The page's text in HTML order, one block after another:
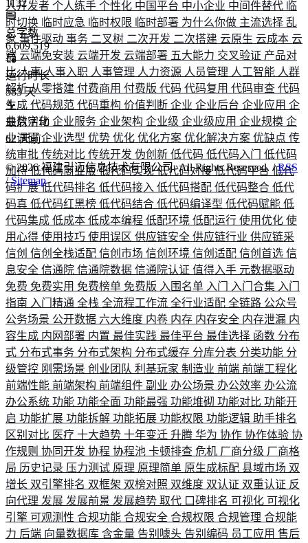
人开发者 个人练手 个性化 中国平台 中小企业 中间件替代 临
时切换 临时应急 临时权限 临时部署 为什么你做 主流选择 乱
象 事件驱动 事务 二叉树 二次开发 二次搭建 云原生 云成本 云
端 云端免安装 云端开发 云端部署 五大能力 交叉验证 产品对
比人事人事入职 人事管理 人力资源 人员管理 人工智能 人群
解析从零搭建 付费商用 付费版 代码 代码复用 代码审查 代码
生成 代码规范 代码重构 价值判断 企业 企业后台 企业应用 企
业数字化 企业服务 企业架构 企业级 企业级应用 企业规模 企
业调研企业选型 优势 优化 优化方案 优化解决方案 优缺点 传
统审批 传统对比 传统开发 伪创新 低代码 低代码入门 低代码
加持低代码商业版低代码实现低代码对接低代码平台 低代
码扩展低代码排名 低代码接入 低代码搭配 低代码整合 低代
码真 低代码红黑榜 低代码结合 低代码编译型 低代码赋能 低
代码集成 低成本 低成本编程 低配环境 低配运行 使用优化 使
用心得 使用技巧 使用误区 供应链安全 供应链行业 供应链采
信创 信创全栈适配 信创市场 信创环境 信创适配 信创首选 信
息安全 信通院 信通院数据 信通院认证 值得入手 元数据驱动
免费 免费实用 免费榜单 免费版 入围名单 入门 入门合集 入门
指南 入门精通 全栈 全流程工作流 全行业适配 全链路 公众号
公务场景 公开数据 六大维度 内卷 内存 内存安全 内存泄漏 内
容生成 内网部署 内置 最佳实践 最佳平台 最佳选择 函数 分布
式 分布式事务 分布式架构 分布式缓存 分库分表 分类功能 分
级管控 刚需场景 创业团队 利基玩家 制造业 前端 前端工程化
前端性能 前端架构 前端组件 副业 办公场景 办公效率 办公流
办公系统 功能 功能全面 功能最强 功能堆砌 功能对比 功能开
启 功能扩展 功能拆解 功能拓展 功能权限 功能逻辑 助手排名
区别对比 医疗 十大趋势 十年变迁 升腾 华为 协作 协作体验 协
作规则 协同开发 协程 协程池 卡顿排查 危机 厂商分级 厂商格
局 历史记录 压力测试 原理 原理简单 原生成标配 县域市场 双
增长 双引擎排名 双框架 双榜对照 双维度 双认证 双重认证 反
向代理 发展 发展前景 发展趋势 取代 口碑排名 可视化 可视化
引擎 可观测性 合规功能 合规安全 合规权限 合规管理 合规能
力 后端 向量数据库 含金量 告别噱头 告别编码 员工应用 售后
1132
总字数
6,609,519
运行时长
583 天
最后活动
62 天前
©2026福建引迈信息技术有限公司. All Rights Reserved. /RSS
/Sitemap